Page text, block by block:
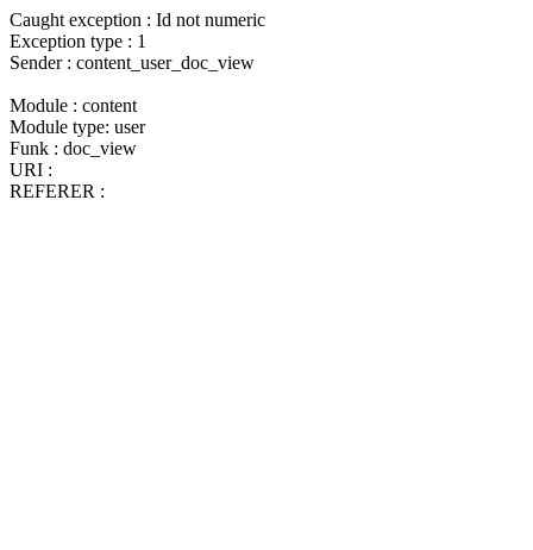
Caught exception : Id not numeric
Exception type : 1
Sender : content_user_doc_view
Module : content
Module type: user
Funk : doc_view
URI :
REFERER :